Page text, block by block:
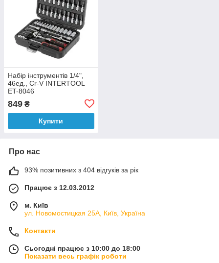
Набір інструментів 1/4",
46ед., Cr-V INTERTOOL
ET-8046
849 ₴
Купити
Про нас
93% позитивних з 404 відгуків за рік
Працює з 12.03.2012
м. Київ
ул. Новомостицкая 25А, Київ, Україна
Контакти
Сьогодні працює з 10:00 до 18:00
Показати весь графік роботи